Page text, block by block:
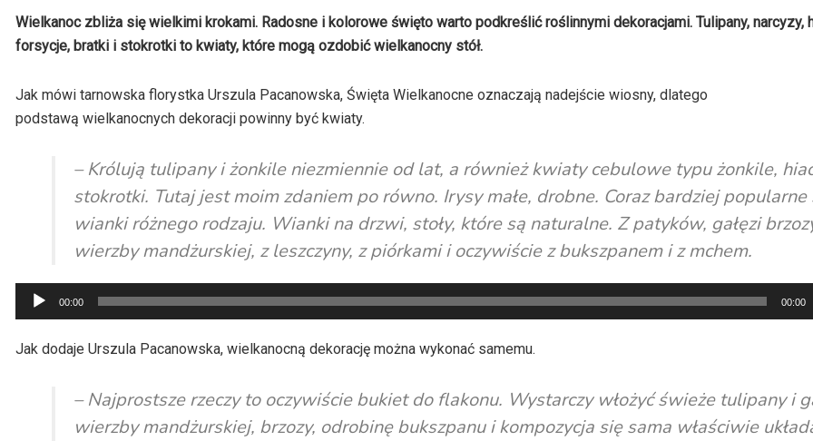
Wielkanoc zbliża się wielkimi krokami. Radosne i kolorowe święto warto podkreślić roślinnymi dekoracjami. Tulipany, narcyzy,
forsycje, bratki i stokrotki to kwiaty, które mogą ozdobić wielkanocny stół.
Jak mówi tarnowska florystka Urszula Pacanowska, Święta Wielkanocne oznaczają nadejście wiosny, dlatego
podstawą wielkanocnych dekoracji powinny być kwiaty.
– Królują tulipany i żonkile niezmiennie od lat, a również kwiaty cebulowe typu żonkile,
stokrotki. Tutaj jest moim zdaniem po równo. Irysy małe, drobne. Coraz bardziej popularne
wianki różnego rodzaju. Wianki na drzwi, stoły, które są naturalne. Z patyków, gałęzi
wierzby mandżurskiej, z leszczyny, z piórkami i oczywiście z bukszpanem i z mchem.
Odtwarzacz
plików
dźwiękowych
00:00 00:00
Jak dodaje Urszula Pacanowska, wielkanocną dekorację można wykonać samemu.
– Najprostsze rzeczy to oczywiście bukiet do flakonu. Wystarczy włożyć świeże tulipany i
wierzby mandżurskiej, brzozy, odrobinę bukszpanu i kompozycja się sama właściwie